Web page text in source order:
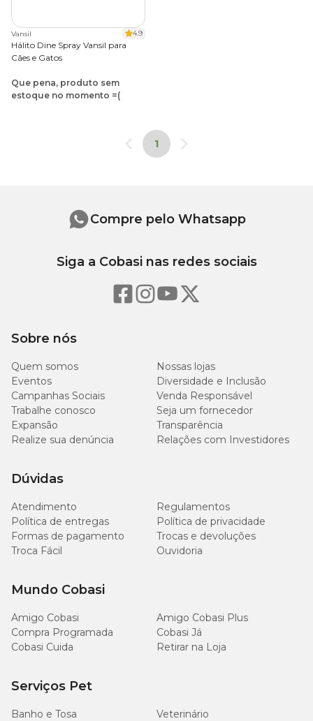
Vansil 4.9
Hálito Dine Spray Vansil para
Cães e Gatos
Que pena, produto sem
estoque no momento =(
1
Sobre nós
Quem somos
Nossas lojas
Eventos
Diversidade e Inclusão
Campanhas Sociais
Venda Responsável
Trabalhe conosco
Seja um fornecedor
Expansão
Transparência
Realize sua denúncia
Relações com Investidores
Dúvidas
Atendimento
Regulamentos
Política de entregas
Política de privacidade
Formas de pagamento
Trocas e devoluções
Troca Fácil
Ouvidoria
Mundo Cobasi
Amigo Cobasi
Amigo Cobasi Plus
Compra Programada
Cobasi Já
Cobasi Cuida
Retirar na Loja
Serviços Pet
Banho e Tosa
Veterinário
Compre pelo Whatsapp
Siga a Cobasi nas redes sociais